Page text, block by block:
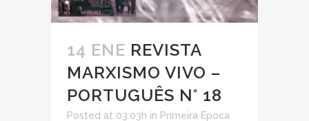
14 ENE REVISTA
MARXISMO VIVO –
PORTUGUÊS N° 18
Posted at 03:03h in Primeira Epoca